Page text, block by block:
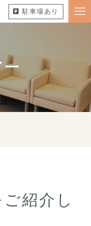
駐車場あり
ー
紹介し